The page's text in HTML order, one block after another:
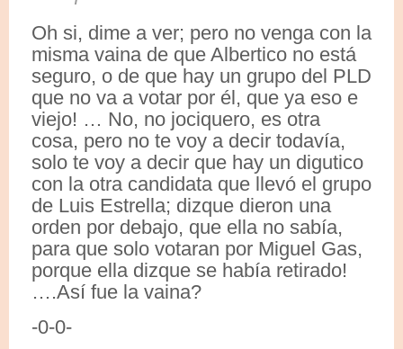
Oh si, dime a ver; pero no venga con la
misma vaina de que Albertico no está
seguro, o de que hay un grupo del PLD
que no va a votar por él, que ya eso e
viejo! … No, no jociquero, es otra
cosa, pero no te voy a decir todavía,
solo te voy a decir que hay un digutico
con la otra candidata que llevó el grupo
de Luis Estrella; dizque dieron una
orden por debajo, que ella no sabía,
para que solo votaran por Miguel Gas,
porque ella dizque se había retirado!
….Así fue la vaina?
-0-0-